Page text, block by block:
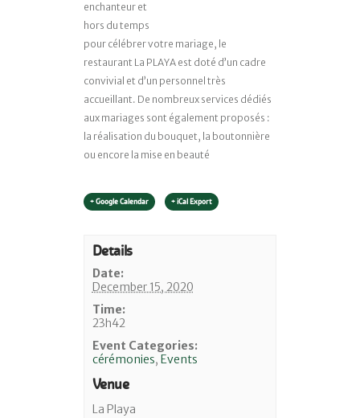
enchanteur et
hors du temps
pour célébrer votre mariage, le
restaurant La PLAYA est doté d’un cadre
convivial et d’un personnel très
accueillant. De nombreux services dédiés
aux mariages sont également proposés :
la réalisation du bouquet, la boutonnière
ou encore la mise en beauté
+ Google Calendar + iCal Export
Details
Date:
December 15, 2020
Time:
23h42
Event Categories:
cérémonies, Events
Venue
La Playa